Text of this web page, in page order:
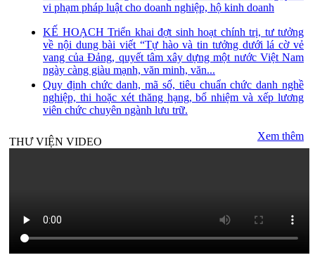
vi phạm pháp luật cho doanh nghiệp, hộ kinh doanh
KẾ HOẠCH Triển khai đợt sinh hoạt chính trị, tư tưởng
về nội dung bài viết “Tự hào và tin tưởng dưới lá cờ vẻ
vang của Đảng, quyết tâm xây dựng một nước Việt Nam
ngày càng giàu mạnh, văn minh, văn...
Quy định chức danh, mã số, tiêu chuẩn chức danh nghề
nghiệp, thi hoặc xét thăng hạng, bổ nhiệm và xếp lương
viên chức chuyên ngành lưu trữ.
Xem thêm
THƯ VIỆN VIDEO